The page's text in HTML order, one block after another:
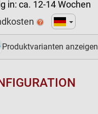
in: ca. 12-14 Wochen
Produktvarianten anzeigen